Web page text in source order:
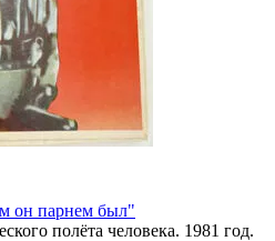
он парнем был"
полёта человека. 1981 год.